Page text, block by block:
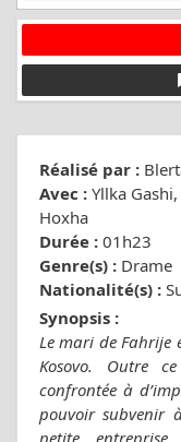
Réalisé par :
Avec : Yllka
Hoxha
Durée : 01h23
Genre(s) : Drame
Nationalité(s) :
Synopsis :
Le mari de Fahrije
Kosovo. Outre
confrontée à
pouvoir subvenir